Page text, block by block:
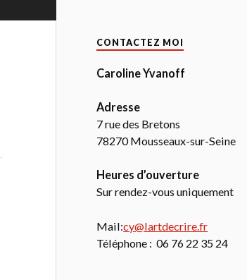
CONTACTEZ MOI
Caroline Yvanoff
Adresse
7 rue des Bretons
78270 Mousseaux-sur-Seine
Heures d’ouverture
Sur rendez-vous uniquement
Mail:cy@lartdecrire.fr
Téléphone : 06 76 22 35 24